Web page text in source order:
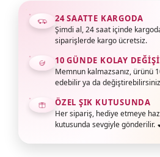
24 SAATTE KARGODA
Şimdi al, 24 saat içinde
siparişlerde kargo ücretsiz.
10 GÜNDE KOLAY
Memnun kalmazsanız, ürünü
edebilir ya da
ÖZEL ŞIK KUTUSUNDA
Her sipariş, hediye etmeye
kutusunda sevgiyle gönderilir.